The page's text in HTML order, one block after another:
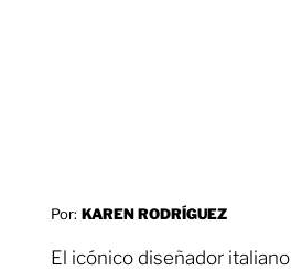
Por: KAREN RODRÍGUEZ
El icónico diseñador italiano